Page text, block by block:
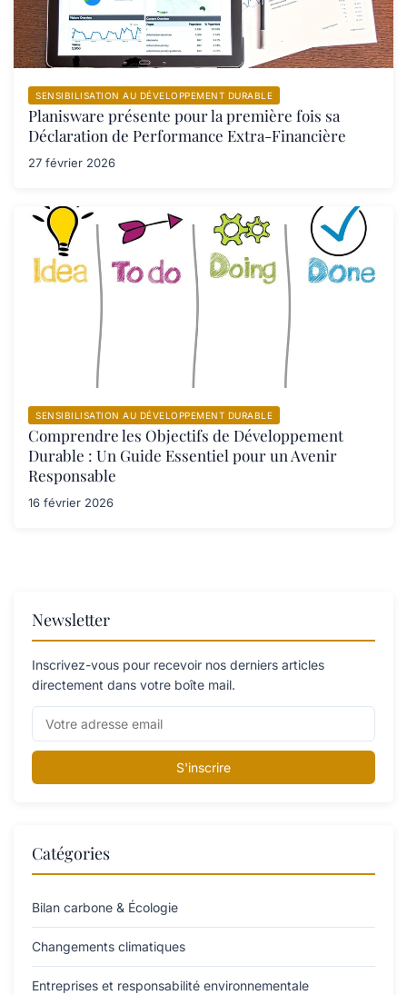
SENSIBILISATION AU DÉVELOPPEMENT DURABLE
Planisware présente pour la première fois sa
Déclaration de Performance Extra-Financière
27 février 2026
SENSIBILISATION AU DÉVELOPPEMENT DURABLE
Comprendre les Objectifs de Développement
Durable : Un Guide Essentiel pour un Avenir
Responsable
16 février 2026
Newsletter
Inscrivez-vous pour recevoir nos derniers articles
directement dans votre boîte mail.
S'inscrire
Catégories
Bilan carbone & Écologie
Changements climatiques
Entreprises et responsabilité environnementale